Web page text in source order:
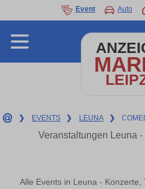
Event Auto
❯ EVENTS ❯ LEUNA ❯
Veranstaltungen Leuna
Alle Events in Leuna - Konzerte,